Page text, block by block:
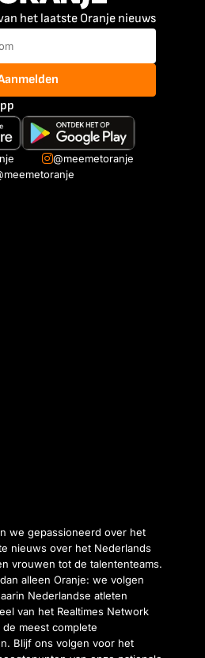
het laatste Oranje nieuws
@meemetoranje
we gepassioneerd over het
nieuws over het Nederlands
vrouwen tot de talententeams.
alleen Oranje: we volgen
Nederlandse atleten
van het Realtimes Network
meest complete
Blijf ons volgen voor het